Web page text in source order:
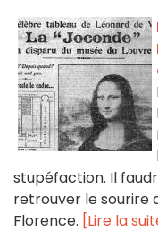
stupéfaction. Il
retrouver le sourire
Florence. [Lire la